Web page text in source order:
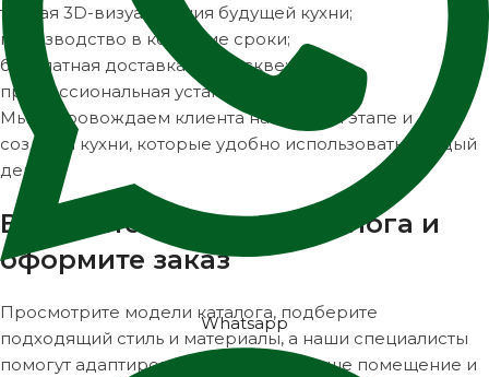
точная 3D-визуализация будущей кухни;
производство в короткие сроки;
бесплатная доставка по Москве;
профессиональная установка.
Мы сопровождаем клиента на каждом этапе и
создаём кухни, которые удобно использовать каждый
день.
Выберите кухню из каталога и
оформите заказ
Просмотрите модели каталога, подберите
подходящий стиль и материалы, а наши специалисты
помогут адаптировать проект под ваше помещение и
Whatsapp